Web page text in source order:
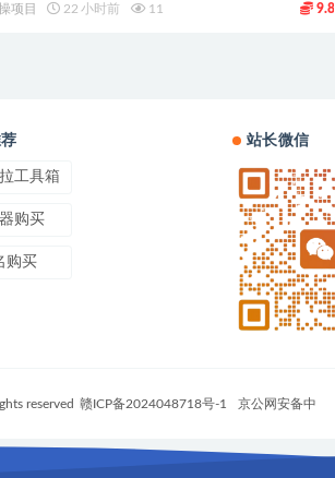
项目 22 小时前 11 9.8
工具箱
购买
购买
站长微信
reserved 赣ICP备2024048718号-1 京公网安备中